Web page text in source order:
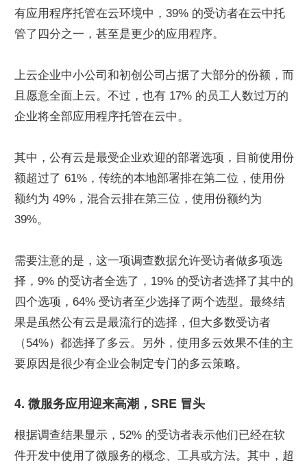
有应用程序托管在云环境中，39% 的受访者在云中托
管了四分之一，甚至是更少的应用程序。
上云企业中小公司和初创公司占据了大部分的份额，而
且愿意全面上云。不过，也有 17% 的员工人数过万的
企业将全部应用程序托管在云中。
其中，公有云是最受企业欢迎的部署选项，目前使用份
额超过了 61%，传统的本地部署排在第二位，使用份
额约为 49%，混合云排在第三位，使用份额约为
39%。
需要注意的是，这一项调查数据允许受访者做多项选
择，9% 的受访者全选了，19% 的受访者选择了其中的
四个选项，64% 受访者至少选择了两个选型。最终结
果是虽然公有云是最流行的选择，但大多数受访者
（54%）都选择了多云。另外，使用多云效果不佳的主
要原因是很少有企业会制定专门的多云策略。
4. 微服务应用迎来高潮，SRE 冒头
根据调查结果显示，52% 的受访者表示他们已经在软
件开发中使用了微服务的概念、工具或方法。其中，超